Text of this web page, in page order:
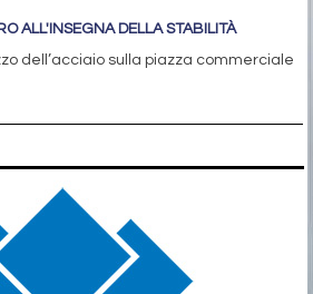
ALL'INSEGNA DELLA STABILITÀ
dell’acciaio sulla piazza commerciale